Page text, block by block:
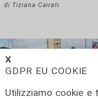
𝗫
GDPR EU COOKIE
Utilizziamo cookie e
di Tiziana Cairati